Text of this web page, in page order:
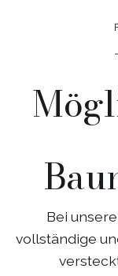
Bei
vollständige